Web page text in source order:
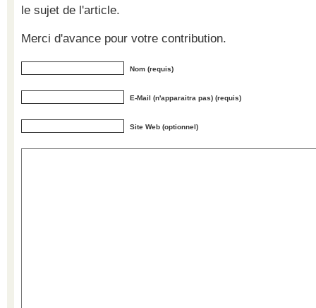
le sujet de l'article.
Merci d'avance pour votre contribution.
Nom (requis)
E-Mail (n'apparaitra pas) (requis)
Site Web (optionnel)